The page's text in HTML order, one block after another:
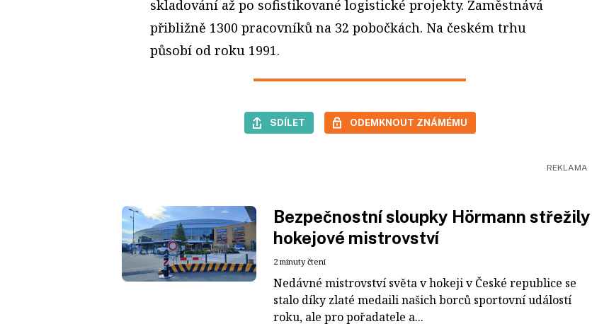
skladování až po sofistikované logistické projekty. Zaměstnává
přibližně 1300 pracovníků na 32 pobočkách. Na českém trhu
působí od roku 1991.
SDÍLET ODEMKNOUT ZNÁMÉMU
Bezpečnostní sloupky Hörmann střežily
hokejové mistrovství
2 minuty čtení
Nedávné mistrovství světa v hokeji v České republice se
stalo díky zlaté medaili našich borců sportovní událostí
roku, ale pro pořadatele a...